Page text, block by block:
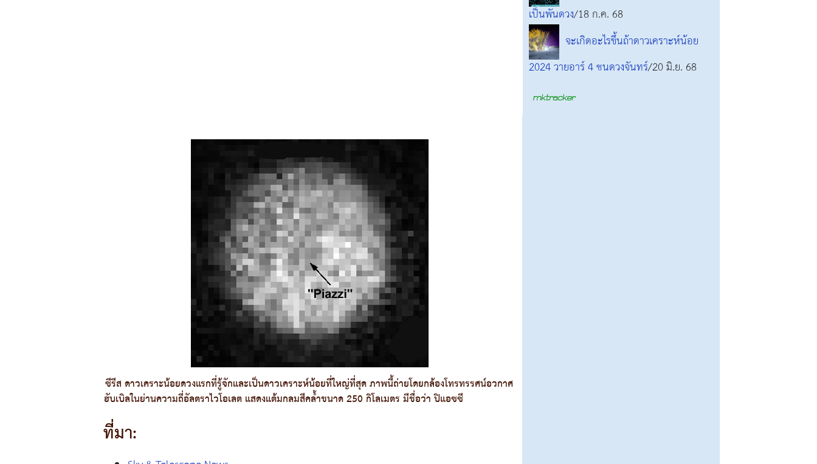
เป็นพันดวง/18 ก.ค. 68
จะเกิดอะไรขึ้นถ้าดาวเคราะห์น้อย
2024 วายอาร์ 4 ชนดวงจันทร์/20 มิ.ย. 68
ซีรีส ดาวเคราะน้อยดวงแรกที่รู้จักและเป็นดาวเคราะห์น้อยที่ใหญ่ที่สุด ภาพนี้ถ่ายโดยกล้องโทรทรรศน์อวกาศ
ฮับเบิลในย่านความถี่อัลตราไวโอเลต แสดงแต้มกลมสีคล้ำขนาด 250 กิโลเมตร มีชื่อว่า ปิแอซซี
ที่มา: